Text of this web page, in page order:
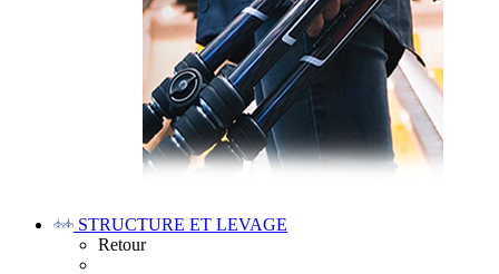
STRUCTURE ET LEVAGE
Retour